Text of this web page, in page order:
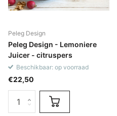
Peleg Design
Peleg Design - Lemoniere
Juicer - citruspers
Beschikbaar: op voorraad
€22,50